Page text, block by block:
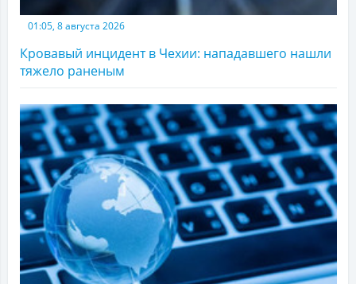
01:05, 8 августа 2026
Кровавый инцидент в Чехии: нападавшего нашли
тяжело раненым